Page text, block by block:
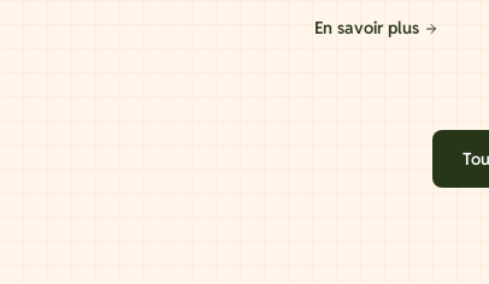
En savoir plus